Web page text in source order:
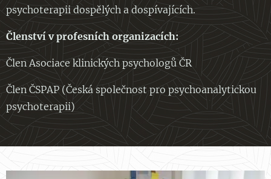
psychoterapii dospělých a dospívajících.
Členství v profesních organizacích:
Člen Asociace klinických psychologů ČR
Člen ČSPAP (Česká společnost pro psychoanalytickou
psychoterapii)